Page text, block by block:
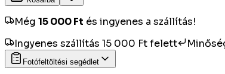
Még 15 000Ft és ingyenes a szállítás!
Ingyenes szállítás 15 000 Ft felett
Fotófeltöltési segédlet